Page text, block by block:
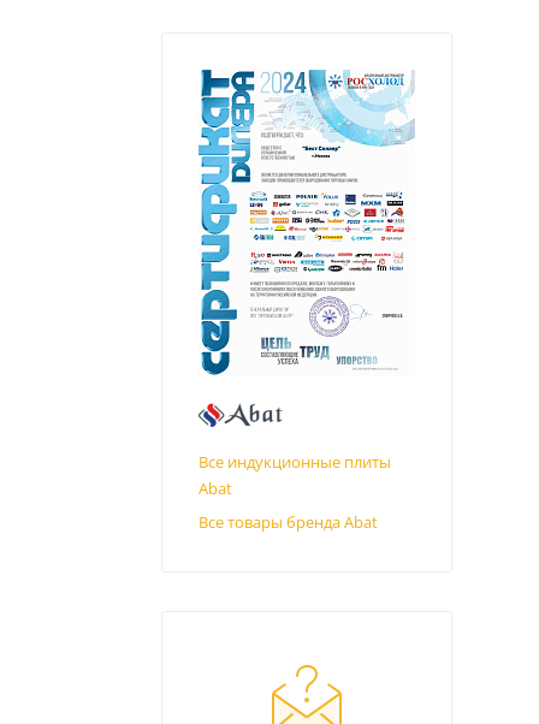
Все индукционные плиты
Abat
Все товары бренда Abat